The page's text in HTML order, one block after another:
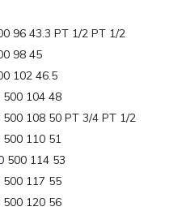
96 43.3 PT 1/2 PT 1/2
98 45
102 46.5
104 48
108 50 PT 3/4 PT 1/2
110 51
500 114 53
117 55
120 56